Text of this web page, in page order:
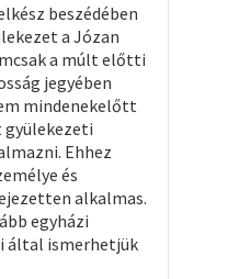
beszédében
a Józan
a múlt előtti
jegyében
mindenekelőtt
gyülekezeti
Ehhez
és
alkalmas.
egyházi
által ismerhetjük